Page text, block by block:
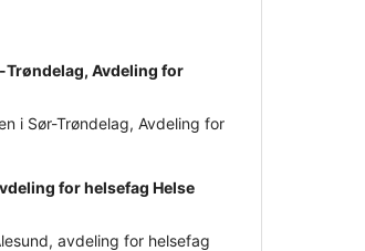
Avdeling for
i Sør-Trøndelag, Avdeling for
for helsefag Helse
avdeling for helsefag